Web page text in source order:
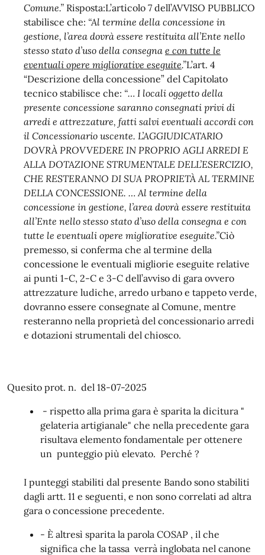
Comune.” Risposta:L’articolo 7 dell’AVVISO PUBBLICO
stabilisce che: “Al termine della concessione in
gestione, l’area dovrà essere restituita all’Ente nello
stesso stato d’uso della consegna e con tutte le
eventuali opere migliorative eseguite.”L’art. 4
“Descrizione della concessione” del Capitolato
tecnico stabilisce che: “… I locali oggetto della
presente concessione saranno consegnati privi di
arredi e attrezzature, fatti salvi eventuali accordi con
il Concessionario uscente. L’AGGIUDICATARIO
DOVRÀ PROVVEDERE IN PROPRIO AGLI ARREDI E
ALLA DOTAZIONE STRUMENTALE DELL’ESERCIZIO,
CHE RESTERANNO DI SUA PROPRIETÀ AL TERMINE
DELLA CONCESSIONE. … Al termine della
concessione in gestione, l’area dovrà essere restituita
all’Ente nello stesso stato d’uso della consegna e con
tutte le eventuali opere migliorative eseguite.”Ciò
premesso, si conferma che al termine della
concessione le eventuali migliorie eseguite relative
ai punti 1-C, 2-C e 3-C dell’avviso di gara ovvero
attrezzature ludiche, arredo urbano e tappeto verde,
dovranno essere consegnate al Comune, mentre
resteranno nella proprietà del concessionario arredi
e dotazioni strumentali del chiosco.
Quesito prot. n. del 18-07-2025
- rispetto alla prima gara è sparita la dicitura "
gelateria artigianale" che nella precedente gara
risultava elemento fondamentale per ottenere
un punteggio più elevato. Perché ?
I punteggi stabiliti dal presente Bando sono stabiliti
dagli artt. 11 e seguenti, e non sono correlati ad altra
gara o concessione precedente.
- È altresì sparita la parola COSAP , il che
significa che la tassa verrà inglobata nel canone